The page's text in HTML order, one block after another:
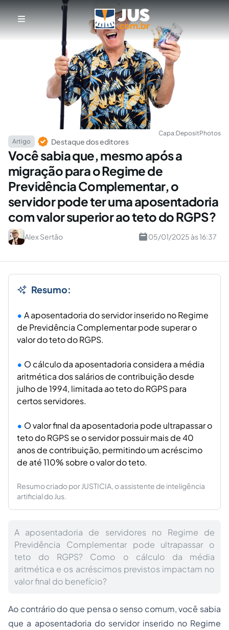
Capa:DepositPhotos
Artigo
Destaque dos editores
Você sabia que, mesmo após a
migração para o Regime de
Previdência Complementar, o
servidor pode ter uma aposentadoria
com valor superior ao teto do RGPS?
Alex Sertão 05/01/2025 às 16:37
Resumo:
A aposentadoria do servidor inserido no Regime
de Previdência Complementar pode superar o
valor do teto do RGPS.
O cálculo da aposentadoria considera a média
aritmética dos salários de contribuição desde
julho de 1994, limitada ao teto do RGPS para
certos servidores.
O valor final da aposentadoria pode ultrapassar o
teto do RGPS se o servidor possuir mais de 40
anos de contribuição, permitindo um acréscimo
de até 110% sobre o valor do teto.
Resumo criado por JUSTICIA, o assistente de inteligência
artificial do Jus.
A aposentadoria de servidores no Regime de
Previdência Complementar pode ultrapassar o
teto do RGPS? Como o cálculo da média
aritmética e os acréscimos previstos impactam no
valor final do benefício?
Ao contrário do que pensa o senso comum, você sabia
que a aposentadoria do servidor inserido no Regime